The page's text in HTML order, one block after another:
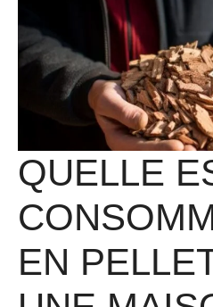
QUELLE
EN